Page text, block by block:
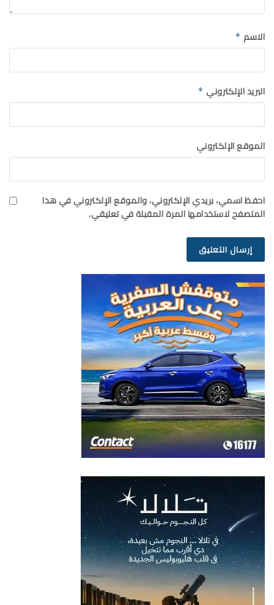
الاسم *
البريد الإلكتروني *
الموقع الإلكتروني
احفظ اسمي، بريدي الإلكتروني، والموقع الإلكتروني في هذا
المتصفح لاستخدامها المرة المقبلة في تعليقي.